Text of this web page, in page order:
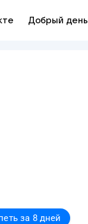
Добрый день
за 8 дней